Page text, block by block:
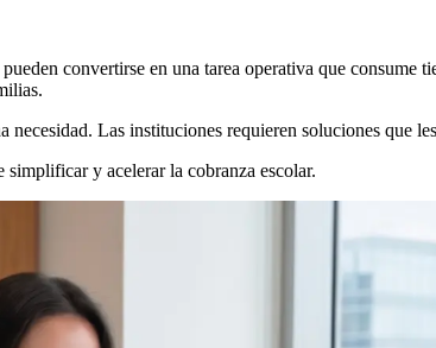
convertirse en una tarea operativa que consume
Las instituciones requieren soluciones que
y acelerar la cobranza escolar.